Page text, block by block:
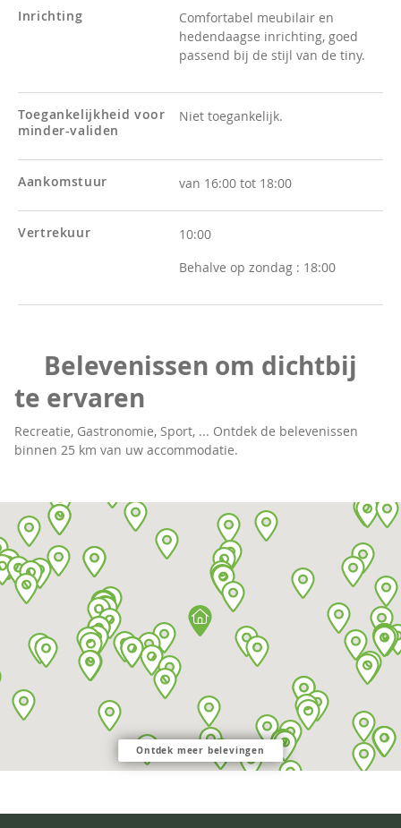
Inrichting
Comfortabel meubilair en
hedendaagse inrichting, goed
passend bij de stijl van de tiny.
Toegankelijkheid voor
minder-validen
Niet toegankelijk.
Aankomstuur van 16:00 tot 18:00
Vertrekuur
10:00
Behalve op zondag : 18:00
Belevenissen om dichtbij
te ervaren
Recreatie, Gastronomie, Sport, ... Ontdek de belevenissen
binnen 25 km van uw accommodatie.
Ontdek meer belevingen